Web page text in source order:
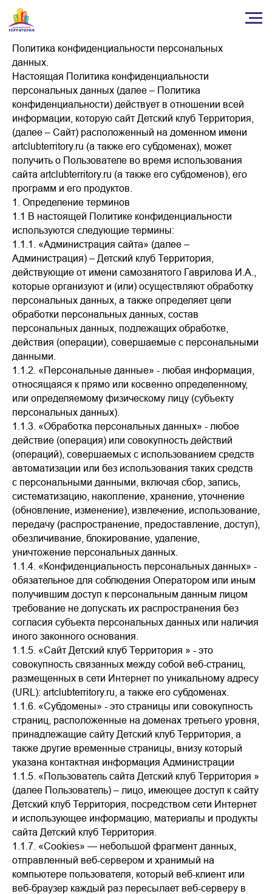
Политика конфиденциальности персональных
данных.
Настоящая Политика конфиденциальности
персональных данных (далее – Политика
конфиденциальности) действует в отношении всей
информации, которую сайт Детский клуб Территория,
(далее – Сайт) расположенный на доменном имени
artclubterritory.ru (а также его субдоменах), может
получить о Пользователе во время использования
сайта artclubterritory.ru (а также его субдоменов), его
программ и его продуктов.
1. Определение терминов
1.1 В настоящей Политике конфиденциальности
используются следующие термины:
1.1.1. «Администрация сайта» (далее –
Администрация) – Детский клуб Территория,
действующие от имени самозанятого Гаврилова И.А.,
которые организуют и (или) осуществляют обработку
персональных данных, а также определяет цели
обработки персональных данных, состав
персональных данных, подлежащих обработке,
действия (операции), совершаемые с персональными
данными.
1.1.2. «Персональные данные» - любая информация,
относящаяся к прямо или косвенно определенному,
или определяемому физическому лицу (субъекту
персональных данных).
1.1.3. «Обработка персональных данных» - любое
действие (операция) или совокупность действий
(операций), совершаемых с использованием средств
автоматизации или без использования таких средств
с персональными данными, включая сбор, запись,
систематизацию, накопление, хранение, уточнение
(обновление, изменение), извлечение, использование,
передачу (распространение, предоставление, доступ),
обезличивание, блокирование, удаление,
уничтожение персональных данных.
1.1.4. «Конфиденциальность персональных данных» -
обязательное для соблюдения Оператором или иным
получившим доступ к персональным данным лицом
требование не допускать их распространения без
согласия субъекта персональных данных или наличия
иного законного основания.
1.1.5. «Сайт Детский клуб Территория » - это
совокупность связанных между собой веб-страниц,
размещенных в сети Интернет по уникальному адресу
(URL): artclubterritory.ru, а также его субдоменах.
1.1.6. «Субдомены» - это страницы или совокупность
страниц, расположенные на доменах третьего уровня,
принадлежащие сайту Детский клуб Территория, а
также другие временные страницы, внизу который
указана контактная информация Администрации
1.1.5. «Пользователь сайта Детский клуб Территория »
(далее Пользователь) – лицо, имеющее доступ к сайту
Детский клуб Территория, посредством сети Интернет
и использующее информацию, материалы и продукты
сайта Детский клуб Территория.
1.1.7. «Cookies» — небольшой фрагмент данных,
отправленный веб-сервером и хранимый на
компьютере пользователя, который веб-клиент или
веб-браузер каждый раз пересылает веб-серверу в